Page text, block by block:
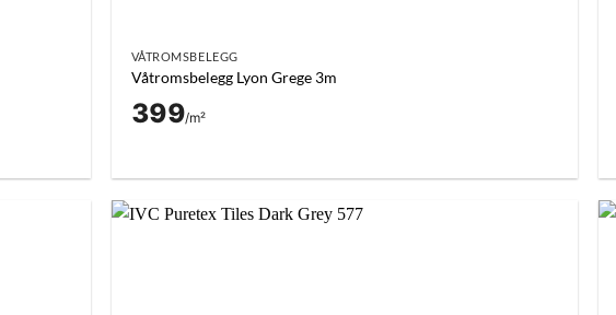
VÅTROMSBELEGG
Våtromsbelegg Lyon Grege 3m
399/m²